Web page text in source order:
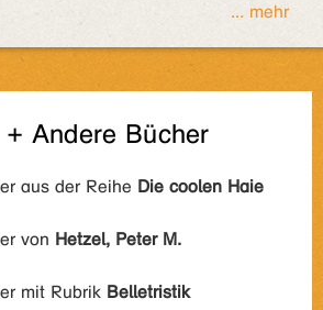
... mehr
Andere Bücher
aus der Reihe Die coolen Haie
von Hetzel, Peter M.
mit Rubrik Belletristik